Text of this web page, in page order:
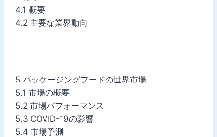
4.1 概要
4.2 主要な業界動向
5 パッケージングフードの世界市場
5.1 市場の概要
5.2 市場パフォーマンス
5.3 COVID-19の影響
5.4 市場予測